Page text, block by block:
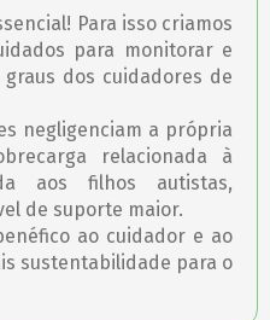
Para isso criamos
para monitorar e
dos cuidadores de
negligenciam a própria
relacionada à
aos filhos autistas,
de suporte maior.
ao cuidador e ao
sustentabilidade para o